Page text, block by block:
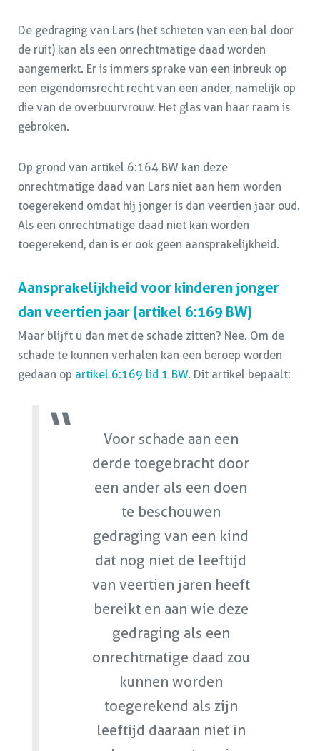
De gedraging van Lars (het schieten van een bal door
de ruit) kan als een onrechtmatige daad worden
aangemerkt. Er is immers sprake van een inbreuk op
een eigendomsrecht recht van een ander, namelijk op
die van de overbuurvrouw. Het glas van haar raam is
gebroken.
Op grond van artikel 6:164 BW kan deze
onrechtmatige daad van Lars niet aan hem worden
toegerekend omdat hij jonger is dan veertien jaar oud.
Als een onrechtmatige daad niet kan worden
toegerekend, dan is er ook geen aansprakelijkheid.
Aansprakelijkheid voor kinderen jonger
dan veertien jaar (artikel 6:169 BW)
Maar blijft u dan met de schade zitten? Nee. Om de
schade te kunnen verhalen kan een beroep worden
gedaan op artikel 6:169 lid 1 BW. Dit artikel bepaalt:
Voor schade aan een
derde toegebracht door
een ander als een doen
te beschouwen
gedraging van een kind
dat nog niet de leeftijd
van veertien jaren heeft
bereikt en aan wie deze
gedraging als een
onrechtmatige daad zou
kunnen worden
toegerekend als zijn
leeftijd daaraan niet in